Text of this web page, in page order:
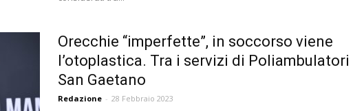
Orecchie “imperfette”, in soccorso viene
l’otoplastica. Tra i servizi di Poliambulatori
San Gaetano
Redazione - 28 Febbraio 2023